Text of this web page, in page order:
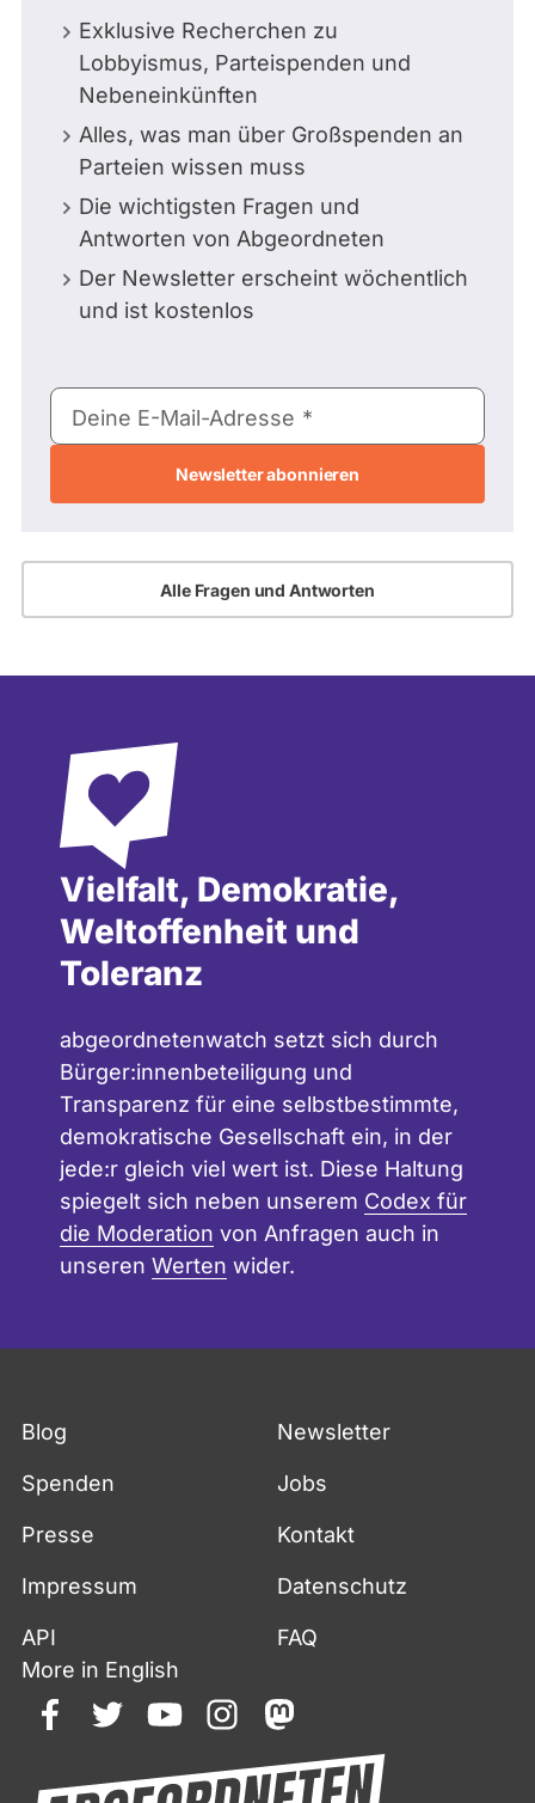
Exklusive Recherchen zu
Lobbyismus, Parteispenden und
Nebeneinkünften
Alles, was man über Großspenden an
Parteien wissen muss
Die wichtigsten Fragen und
Antworten von Abgeordneten
Der Newsletter erscheint wöchentlich
und ist kostenlos
E-
Mail-
Deine E-Mail-Adresse
Alle Fragen und Antworten
Vielfalt, Demokratie,
Weltoffenheit und
Toleranz
abgeordnetenwatch setzt sich durch
Bürger:innenbeteiligung und
Transparenz für eine selbstbestimmte,
demokratische Gesellschaft ein, in der
jede:r gleich viel wert ist. Diese Haltung
spiegelt sich neben unserem Codex für
die Moderation von Anfragen auch in
unseren Werten wider.
Blog Newsletter
Spenden Jobs
Presse Kontakt
Impressum Datenschutz
API
FAQ
More in English
facebooktwitteryoutubeinstagrammastodon